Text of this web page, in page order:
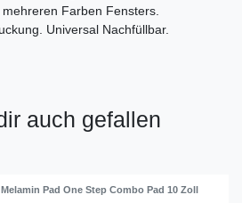
Farben Fensters.
Universal Nachfüllbar.
auch gefallen
Pad One Step Combo Pad 10 Zoll